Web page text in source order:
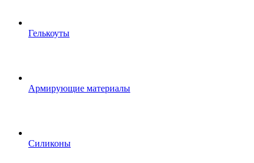
Гелькоуты
Армирующие материалы
Силиконы